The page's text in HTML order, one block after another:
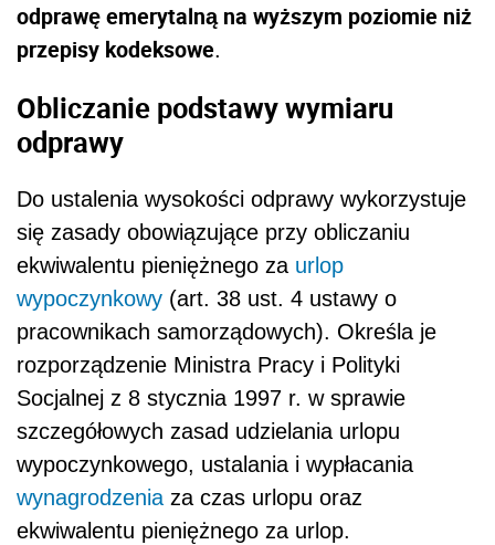
odprawę emerytalną na wyższym poziomie niż
przepisy kodeksowe.
Obliczanie podstawy wymiaru
odprawy
Do ustalenia wysokości odprawy wykorzystuje
się zasady obowiązujące przy obliczaniu
ekwiwalentu pieniężnego za urlop
wypoczynkowy (art. 38 ust. 4 ustawy o
pracownikach samorządowych). Określa je
rozporządzenie Ministra Pracy i Polityki
Socjalnej z 8 stycznia 1997 r. w sprawie
szczegółowych zasad udzielania urlopu
wypoczynkowego, ustalania i wypłacania
wynagrodzenia za czas urlopu oraz
ekwiwalentu pieniężnego za urlop.